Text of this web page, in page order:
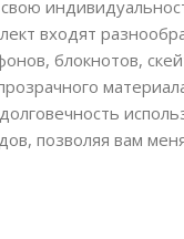
входят
блокнотов,
позволяя вам